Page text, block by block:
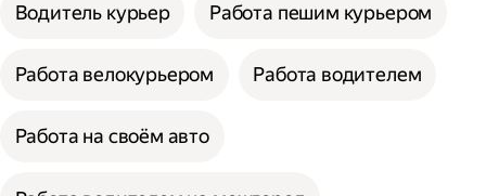
Водитель курьер Работа пешим курьером
Работа велокурьером Работа водителем
Работа на своём авто